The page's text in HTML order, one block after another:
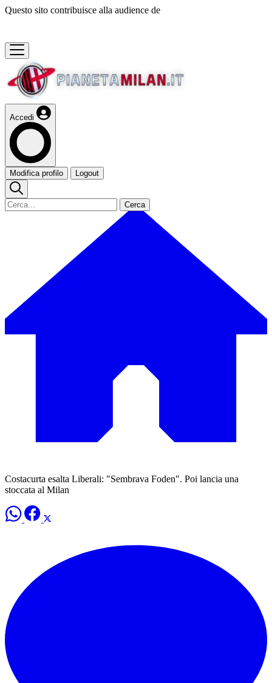
Questo sito contribuisce alla audience de
Accedi
Modifica profilo Logout
Cerca
Costacurta esalta Liberali: "Sembrava Foden". Poi lancia una
stoccata al Milan